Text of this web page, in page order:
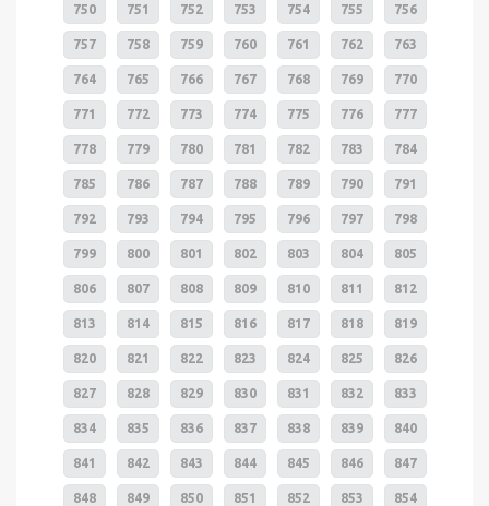
750 751 752 753 754 755 756
757 758 759 760 761 762 763
764 765 766 767 768 769 770
771 772 773 774 775 776 777
778 779 780 781 782 783 784
785 786 787 788 789 790 791
792 793 794 795 796 797 798
799 800 801 802 803 804 805
806 807 808 809 810 811 812
813 814 815 816 817 818 819
820 821 822 823 824 825 826
827 828 829 830 831 832 833
834 835 836 837 838 839 840
841 842 843 844 845 846 847
848 849 850 851 852 853 854